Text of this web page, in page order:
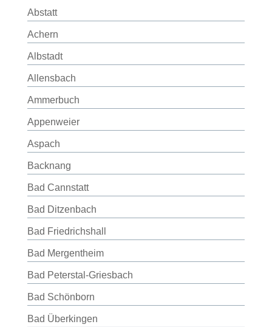
Abstatt
Achern
Albstadt
Allensbach
Ammerbuch
Appenweier
Aspach
Backnang
Bad Cannstatt
Bad Ditzenbach
Bad Friedrichshall
Bad Mergentheim
Bad Peterstal-Griesbach
Bad Schönborn
Bad Überkingen